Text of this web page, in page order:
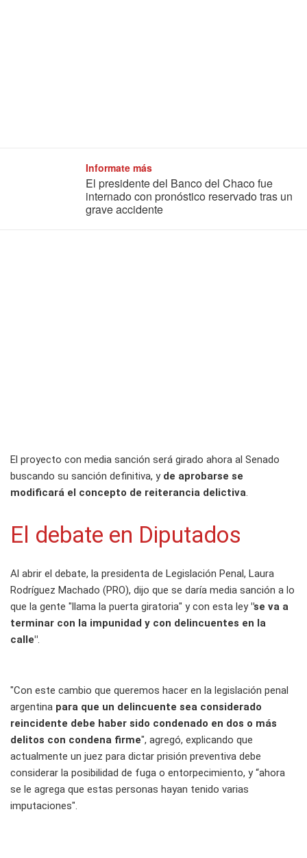
Informate más
El presidente del Banco del Chaco fue
internado con pronóstico reservado tras un
grave accidente
El proyecto con media sanción será girado ahora al Senado
buscando su sanción definitiva, y de aprobarse se
modificará el concepto de reiterancia delictiva.
El debate en Diputados
Al abrir el debate, la presidenta de Legislación Penal, Laura
Rodríguez Machado (PRO), dijo que se daría media sanción a lo
que la gente "llama la puerta giratoria" y con esta ley"se va a
terminar con la impunidad y con delincuentes en la
calle".
"Con este cambio que queremos hacer en la legislación penal
argentina para que un delincuente sea considerado
reincidente debe haber sido condenado en dos o más
delitos con condena firme", agregó, explicando que
actualmente un juez para dictar prisión preventiva debe
considerar la posibilidad de fuga o entorpecimiento, y “ahora
se le agrega que estas personas hayan tenido varias
imputaciones".